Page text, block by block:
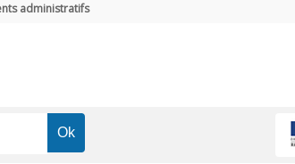
administratifs